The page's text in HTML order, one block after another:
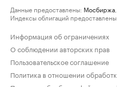
Данные предоставлены: Мосбиржа
Индексы облигаций
Информация об ограничениях
О соблюдении авторских прав
Пользовательское соглашение
Политика в отношении